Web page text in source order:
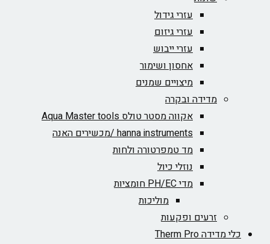
עזרי גידול
עזרי גיזום
עזרי ייבוש
אחסון ושימור
מיצויים שמנים
מדידה ובקרה
אקווה מסטר טולס Aqua Master tools
hanna instruments /מכשירים האנה
מד טמפרטורה ולחות
נוזלי כיול
מדי PH/EC חומציות
מוליכות
זרעים ופקעות
כלי מדידה Therm Pro